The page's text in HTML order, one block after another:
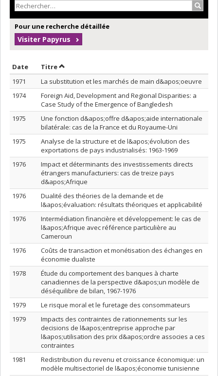
Pour une recherche détaillée
Visiter Papyrus
Date Trier par date en ordre décroissant
TitreTrier par titre en ordre décroissant
1971
La substitution et les marchés de main d&apos;oeuvre
1974
Foreign Aid, Development and Regional Disparities: a
Case Study of the Emergence of Bangledesh
1975
Une fonction d&apos;offre d&apos;aide internationale
bilatérale: cas de la France et du Royaume-Uni
1975
Analyse de la structure et de l&apos;évolution des
exportations de pays industrialisés: 1963-1969
1976
Impact et déterminants des investissements directs
étrangers manufacturiers: cas de treize pays
d&apos;Afrique
1976
Dualité des théories de la demande et de
l&apos;évaluation: résultats théoriques et applicabilité
1976
Intermédiation financière et développement: le cas de
l&apos;Afrique avec référence particulière au
Cameroun
1976
Coûts de transaction et monétisation des échanges en
économie dualiste
1978
Étude du comportement des banques à charte
canadiennes de la perspective d&apos;un modèle de
déséquilibre de bilan, 1967-1976
1979
Le risque moral et le furetage des consommateurs
1979
Impacts des contraintes de rationnements sur les
decisions de l&apos;entreprise approche par
l&apos;utilisation des prix d&apos;ordre associes a ces
contraintes
1981
Redistribution du revenu et croissance économique: un
modèle multisectoriel de l&apos;économie tunisienne